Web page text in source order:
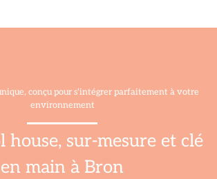
conçu pour s'intégrer parfaitement à votre
environnement
house, sur-mesure et clé
en main à Bron